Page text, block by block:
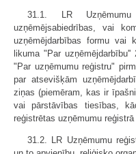
31.1. LR
uzņēmējsabiedrības, vai
uzņēmējdarbības formu vai
likuma "Par
"Par uzņēmumu reģistru"
par atsevišķām
ziņas (piemēram, kas ir
vai pārstāvības tiesības,
reģistrētas uzņēmumu
31.2. LR Uzņēmumu